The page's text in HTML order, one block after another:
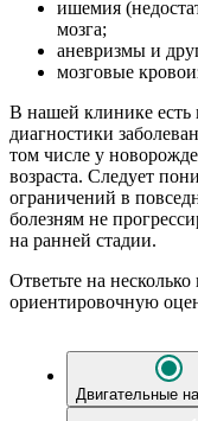
ишемия
мозга;
аневризмы и
мозговые
В нашей клинике есть
диагностики
том числе у
возраста. Следует
ограничений в
болезням не
на ранней стадии.
Ответьте на
ориентировочную